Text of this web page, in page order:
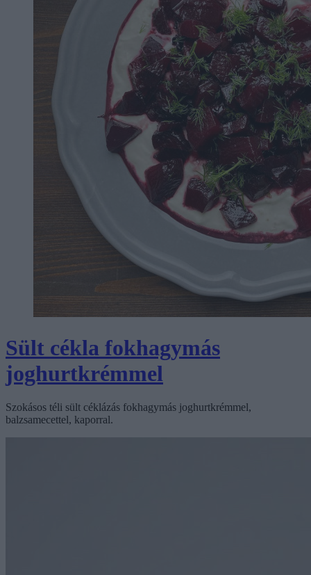
Sült cékla fokhagymás
joghurtkrémmel
Szokásos téli sült céklázás fokhagymás joghurtkrémmel,
balzsamecettel, kaporral.